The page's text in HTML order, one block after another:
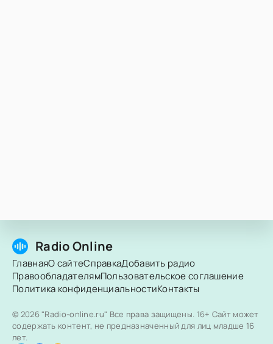
Radio Online
ГлавнаяО сайтеСправкаДобавить радио
ПравообладателямПользовательское соглашение
Политика конфиденциальностиКонтакты
© 2026 "Radio-online.ru" Все права защищены. 16+ Сайт может
содержать контент, не предназначенный для лиц младше 16
лет.